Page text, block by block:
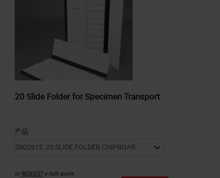
20 Slide Folder for Specimen Transport
产品
orREQUESTa bulk quote.